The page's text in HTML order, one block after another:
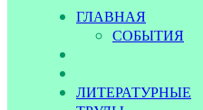
ГЛАВНАЯ
СОБЫТИЯ
ЛИТЕРАТУРНЫЕ